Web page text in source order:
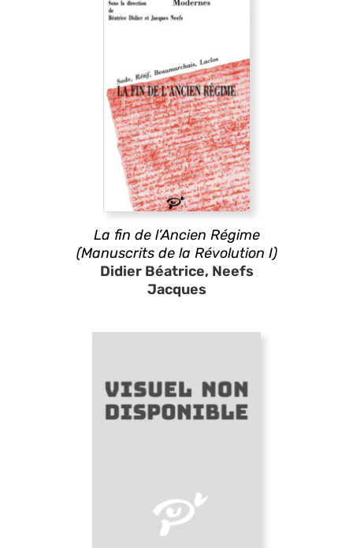
La fin de l’Ancien Régime
(Manuscrits de la Révolution I)
Didier Béatrice, Neefs
Jacques